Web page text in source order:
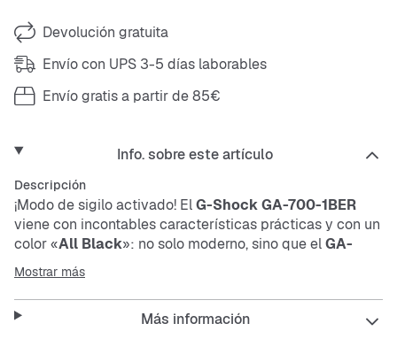
Devolución gratuita
Envío con UPS 3-5 días laborables
Envío gratis a partir de 85€
Info. sobre este artículo
Descripción
¡Modo de sigilo activado! ElG-Shock GA-700-1BER
viene con incontables características prácticas y con un
color «All Black»: no solo moderno, sino que elGA-
700-1BER
Mostrar más
Más información